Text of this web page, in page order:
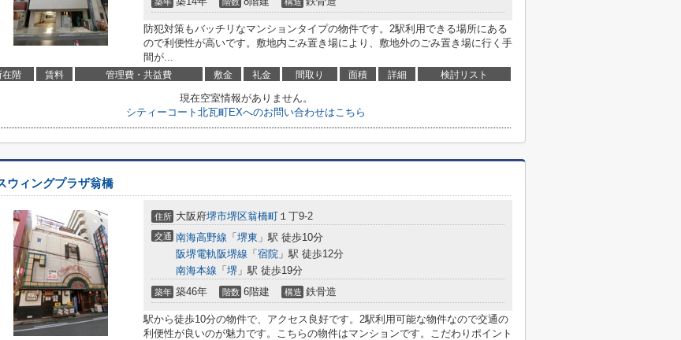
防犯対策もバッチリなマンションタイプの物件です。2駅利用できる場所にある
ので利便性が高いです。敷地内ごみ置き場により、敷地外のごみ置き場に行く手
間が...
在階 賃料 管理費・共益費 敷金 礼金 間取り 面積 詳細 検討リスト
現在空室情報がありません。
シティーコート北瓦町EXへのお問い合わせはこちら
ウィングプラザ翁橋
住所 大阪府堺市堺区翁橋町 １丁9-2
交通 南海高野線 「 堺東 」駅 徒歩10分
阪堺電軌阪堺線 「 宿院 」駅 徒歩12分
南海本線 「 堺 」駅 徒歩19分
築年 築46年 階数 6階建 構造 鉄骨造
駅から徒歩10分の物件で、アクセス良好です。2駅利用可能な物件なので交通の
利便性が良いのが魅力です。こちらの物件はマンションです。こだわりポイント